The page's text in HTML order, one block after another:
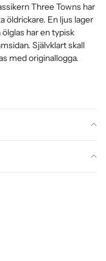
Three Towns har
öldrickare. En ljus lager
har en typisk
Självklart skall
med originallogga.